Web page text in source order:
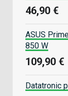
46,90 €
ASUS
850 W
109,90 €
Datatronic